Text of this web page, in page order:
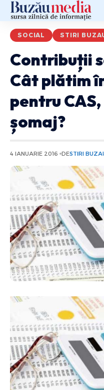
SOCIAL STIRI
Contribuții
Cât plătim
pentru CAS,
șomaj?
4 IANUARIE 2016 DESTIRI